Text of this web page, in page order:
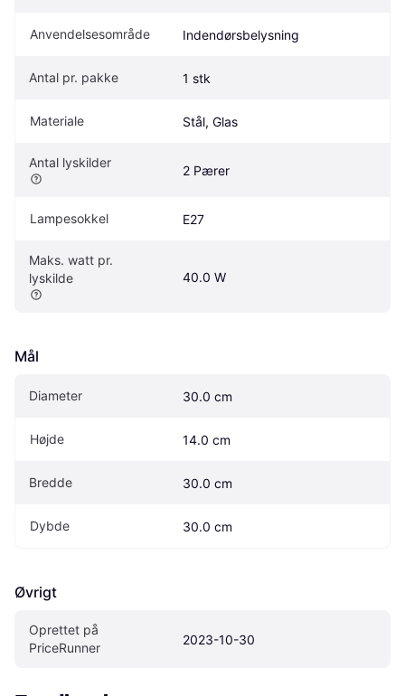
Anvendelsesområde Indendørsbelysning
Antal pr. pakke 1 stk
Materiale Stål, Glas
Antal lyskilder
2 Pærer
Lampesokkel E27
Maks. watt pr.
lyskilde
40.0 W
Mål
Diameter 30.0 cm
Højde 14.0 cm
Bredde 30.0 cm
Dybde 30.0 cm
Øvrigt
Oprettet på
PriceRunner
2023-10-30